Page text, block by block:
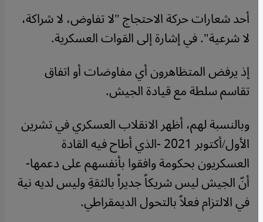
أحد شعارات حركة الاحتجاج "لا تفاوض، لا شراكة،
لا شرعية". في إشارة إلى القوات العسكرية.
إذ يرفض المتظاهرون أي مفاوضات أو اتفاق
تقاسم سلطة مع قيادة الجيش.
وبالنسبة لهم، أظهر الانقلاب العسكري في تشرين
الأول/أكتوبر 2021 -الذي أطاح فيه القادة
العسكريون بحكومة وافقوا بأنفسهم على دعمها-
أنّ الجيش ليس شريكاً جديراً بالثقةِ وليس لديه نية
في الالتزام فعلاً بالتحول الديمقراطي.